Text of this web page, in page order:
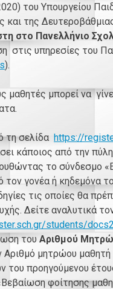
του Υπουργείου
της
στο Πανελλήνιο
στις υπηρεσίες του
).
μαθητές μπορεί να
τη σελίδα https://
κάποιος από την
το σύνδεσμο
τον γονέα ή κηδεμόνα
τις οποίες θα
Δείτε αναλυτικά
students/
του Αριθμού
μητρώου μαθητή
προηγούμενου
φοίτησης